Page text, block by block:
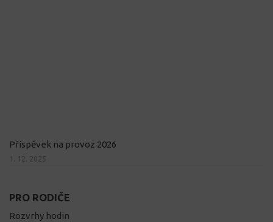
Příspěvek na provoz 2026
1. 12. 2025
PRO RODIČE
Rozvrhy hodin